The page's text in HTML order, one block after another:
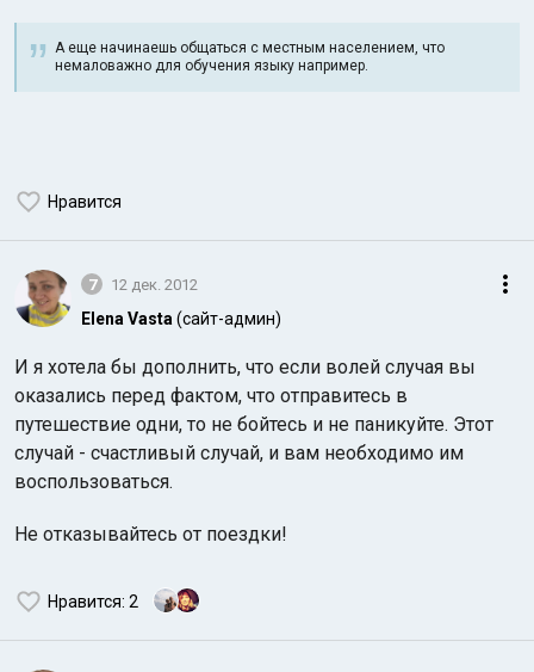
А еще начинаешь общаться с местным населением, что
немаловажно для обучения языку например.
Нравится
7 12 дек. 2012
Elena Vasta (сайт-админ)
И я хотела бы дополнить, что если волей случая вы
оказались перед фактом, что отправитесь в
путешествие одни, то не бойтесь и не паникуйте. Этот
случай - счастливый случай, и вам необходимо им
воспользоваться.
Не отказывайтесь от поездки!
Нравится: 2